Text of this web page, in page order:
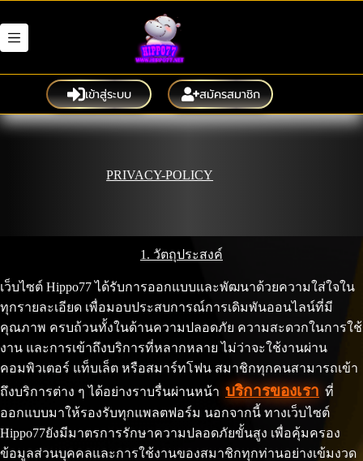
to
content
เข้าสู่ระบบ สมัครสมาชิก
PRIVACY-POLICY
1. วัตถุประสงค์
เว็บไซต์ Hippo77 ได้รับการออกแบบและพัฒนาด้วยความใส่ใจใน
ทุกรายละเอียด เพื่อมอบประสบการณ์การเดิมพันออนไลน์ที่มี
คุณภาพ ครบถ้วนทั้งในด้านความปลอดภัย ความสะดวกในการใช้
งาน และการเข้าถึงบริการที่หลากหลาย ไม่ว่าจะใช้งานผ่าน
คอมพิวเตอร์ แท็บเล็ต หรือสมาร์ทโฟน สมาชิกทุกคนสามารถเข้า
ถึงบริการต่าง ๆ ได้อย่างราบรื่นผ่านหน้า บริการของเรา ที่
ออกแบบมาให้รองรับทุกแพลตฟอร์ม นอกจากนี้ ทางเว็บไซต์
Hippo77ยังมีมาตรการรักษาความปลอดภัยขั้นสูง เพื่อคุ้มครอง
ข้อมูลส่วนบุคคลและการใช้งานของสมาชิกทุกท่านอย่างเข้มงวด